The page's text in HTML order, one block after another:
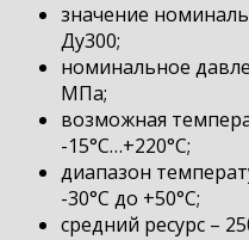
значение
Ду300;
номинальное
МПа;
возможная
-15°С…+220°С;
диапазон
-30°С до +50°С;
средний ресурс –